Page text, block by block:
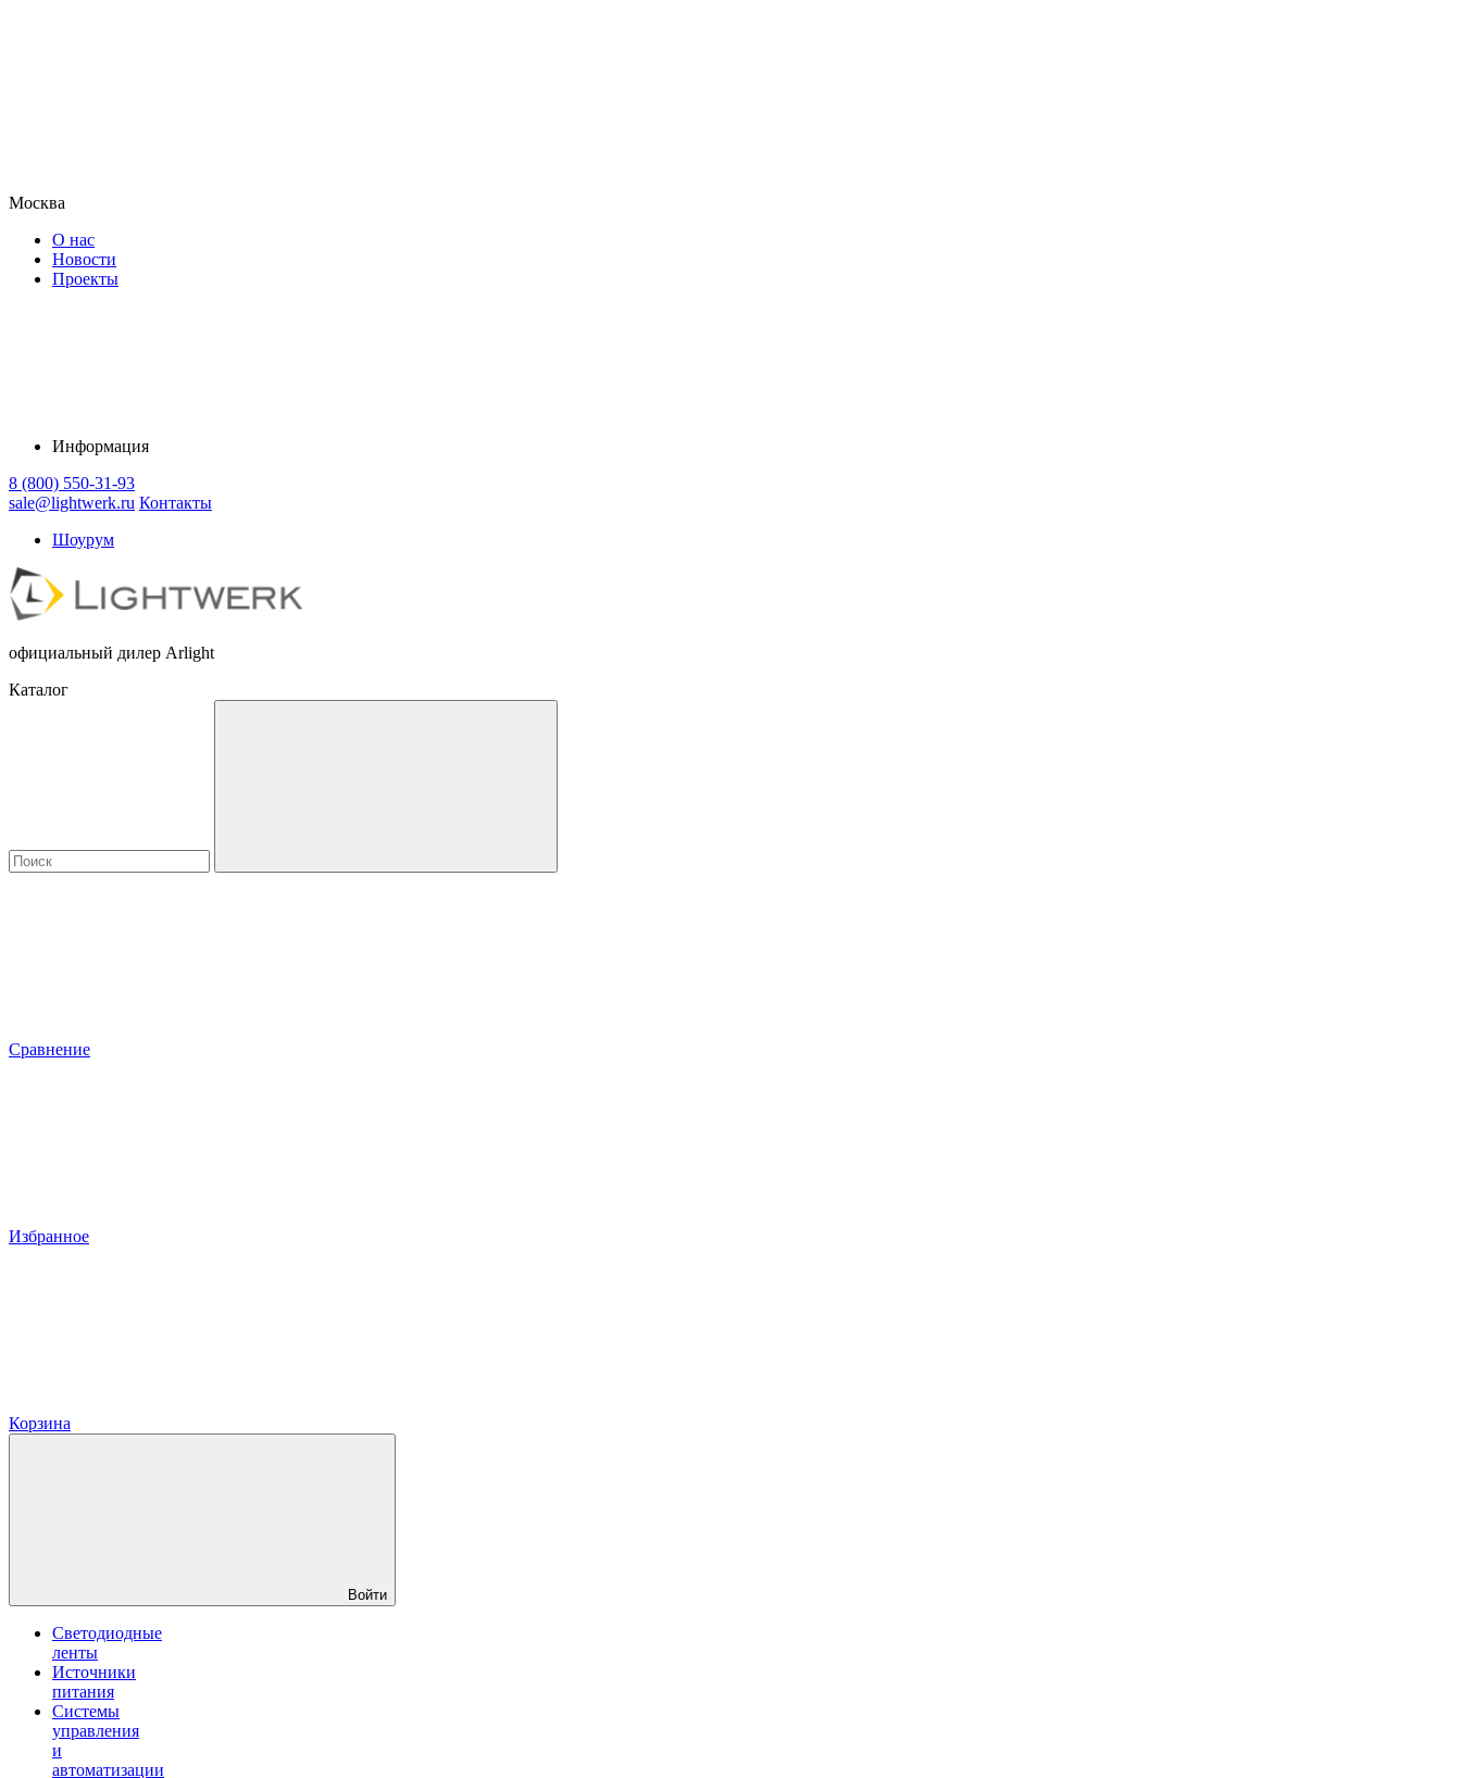
Москва
О нас
Новости
Проекты
Информация
8 (800) 550-31-93
sale@lightwerk.ru Контакты
Шоурум
официальный дилер Arlight
Каталог
Сравнение
Избранное
Корзина
Войти
Светодиодные
ленты
Источники
питания
Системы
управления
и
автоматизации